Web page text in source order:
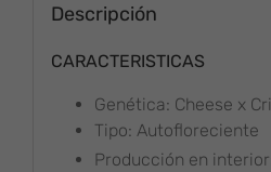
Descripción
CARACTERISTICAS
Genética: Cheese x
Tipo: Autofloreciente
Producción en